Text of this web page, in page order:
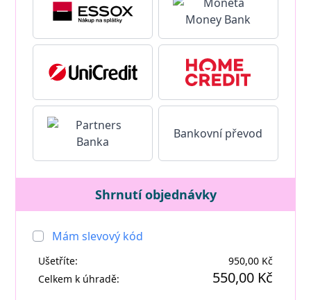
Bankovní převod
Shrnutí objednávky
Mám slevový kód
Ušetříte:
950,00 Kč
Celkem k úhradě:
550,00 Kč